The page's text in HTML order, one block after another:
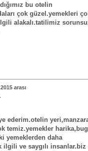
bu otelin
çok güzel.yemekleri
alakalı.tatilimiz
arası
ederim.otelin
temiz.yemekler
yemeklerden daha
ilgili ve saygılı